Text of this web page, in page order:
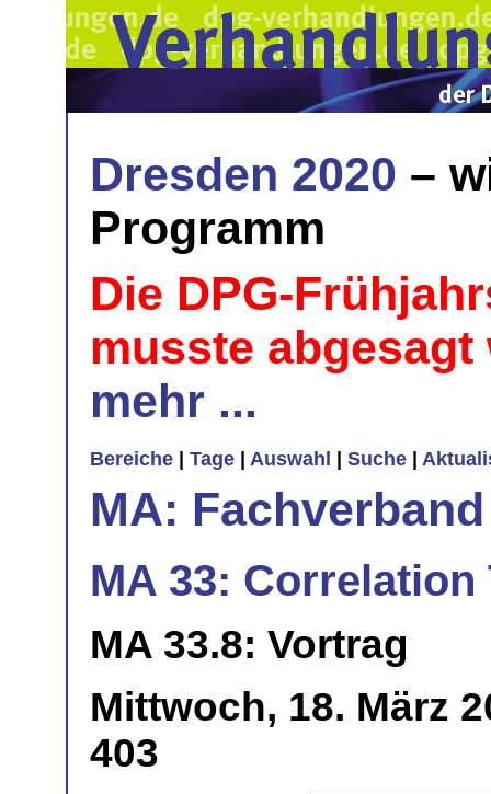
Dresden 2020 –
Programm
Die DPG-
musste
mehr ...
Bereiche | Tage | Auswahl | Suche |
MA:
MA 33: Correlation
MA 33.8: Vortrag
Mittwoch, 18. März
403